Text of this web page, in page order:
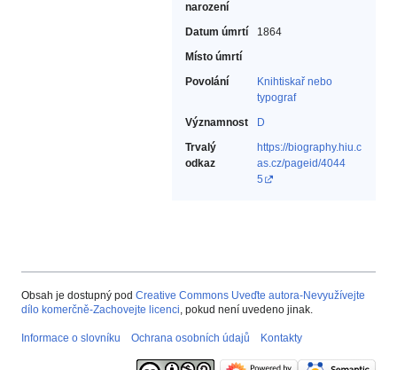
narození
Datum úmrtí
1864
Místo úmrtí
Povolání
Knihtiskař nebo
typograf‎
Významnost
D
Trvalý
odkaz
https://biography.hiu.c
as.cz/pageid/4044
5
Obsah je dostupný pod Creative Commons Uveďte autora-Nevyužívejte
dílo komerčně-Zachovejte licenci, pokud není uvedeno jinak.
Informace o slovníku Ochrana osobních údajů Kontakty